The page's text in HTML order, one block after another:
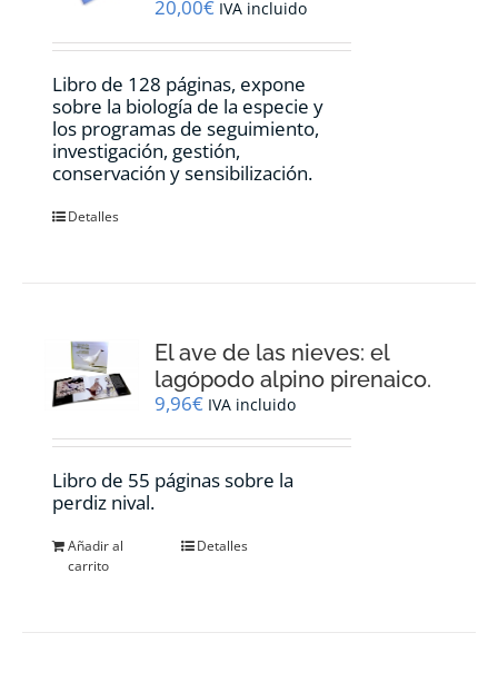
20,00€ IVA incluido
Libro de 128 páginas, expone
sobre la biología de la especie y
los programas de seguimiento,
investigación, gestión,
conservación y sensibilización.
Detalles
El ave de las nieves: el
lagópodo alpino pirenaico.
9,96€ IVA incluido
Libro de 55 páginas sobre la
perdiz nival.
Añadir al
carrito
Detalles